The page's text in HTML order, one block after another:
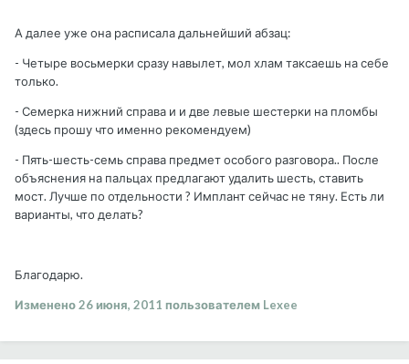
А далее уже она расписала дальнейший абзац:
- Четыре восьмерки сразу навылет, мол хлам таксаешь на себе
только.
- Семерка нижний справа и и две левые шестерки на пломбы
(здесь прошу что именно рекомендуем)
- Пять-шесть-семь справа предмет особого разговора.. После
объяснения на пальцах предлагают удалить шесть, ставить
мост. Лучше по отдельности ? Имплант сейчас не тяну. Есть ли
варианты, что делать?
Благодарю.
Изменено26 июня, 2011 пользователем Lexee